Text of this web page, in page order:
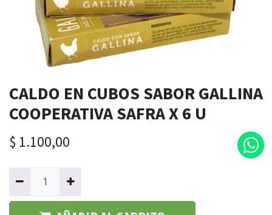
CALDO EN CUBOS SABOR GALLINA
COOPERATIVA SAFRA X 6 U
$ 1.100,00